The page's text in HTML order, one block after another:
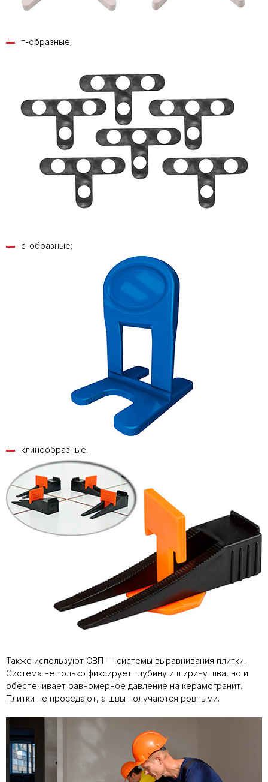
т-образные;
с-образные;
клинообразные.
Также используют СВП — системы выравнивания плитки.
Система не только фиксирует глубину и ширину шва, но и
обеспечивает равномерное давление на керамогранит.
Плитки не проседают, а швы получаются ровными.